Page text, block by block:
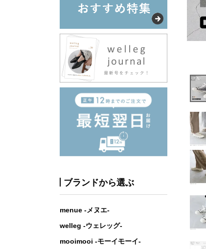
ブランドから選ぶ
menue -メヌエ-
welleg -ウェレッグ-
mooimooi -モーイモーイ-